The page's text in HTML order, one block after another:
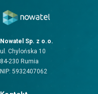
Nowatel Sp. z o.o.
ul. Chylońska 10
84-230 Rumia
NIP: 5932407062